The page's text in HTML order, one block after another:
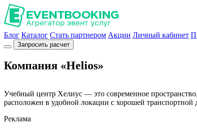
Блог Каталог Стать партнером Акции Личный кабинет
Запросить расчет
Компания «Helios»
Учебный центр Хелиус — это современное
расположен в удобной локации с хорошей
Реклама